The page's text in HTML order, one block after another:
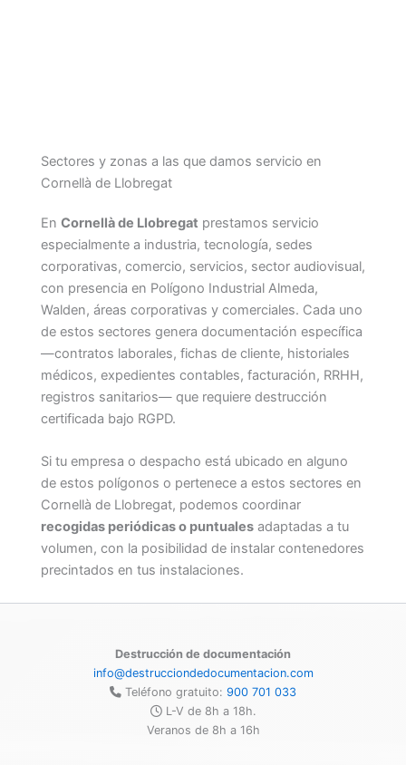
Sectores y zonas a las que damos servicio en
Cornellà de Llobregat
En Cornellà de Llobregat prestamos servicio
especialmente a industria, tecnología, sedes
corporativas, comercio, servicios, sector audiovisual,
con presencia en Polígono Industrial Almeda,
Walden, áreas corporativas y comerciales. Cada uno
de estos sectores genera documentación específica
—contratos laborales, fichas de cliente, historiales
médicos, expedientes contables, facturación, RRHH,
registros sanitarios— que requiere destrucción
certificada bajo RGPD.
Si tu empresa o despacho está ubicado en alguno
de estos polígonos o pertenece a estos sectores en
Cornellà de Llobregat, podemos coordinar
recogidas periódicas o puntuales adaptadas a tu
volumen, con la posibilidad de instalar contenedores
precintados en tus instalaciones.
Destrucción de documentación
info@destrucciondedocumentacion.com
Teléfono gratuito: 900 701 033
L-V de 8h a 18h.
Veranos de 8h a 16h